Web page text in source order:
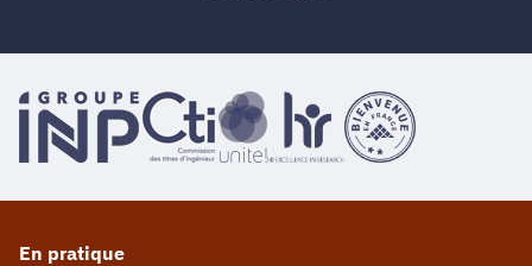
En pratique